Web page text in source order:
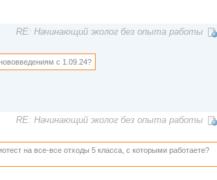
RE: Начинающий эколог без опыта работы
с 1.09.24?
RE: Начинающий эколог без опыта работы
на все-все отходы 5 класса, с которыми работаете?